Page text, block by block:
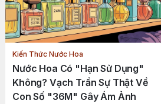
Kiến Thức Nước Hoa
Nước Hoa Có "Hạn Sử Dụng"
Không? Vạch Trần Sự Thật Về
Con Số "36M" Gây Ám Ảnh